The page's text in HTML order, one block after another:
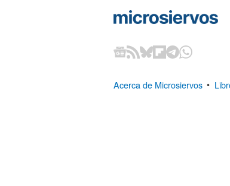
Acerca de Microsiervos •